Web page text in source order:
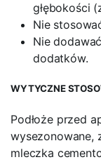
głębokości
Nie
Nie
dodatków.
WYTYCZNE
Podłoże przed
wysezonowane,
mleczka